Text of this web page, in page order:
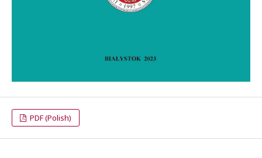
PDF (Polish)